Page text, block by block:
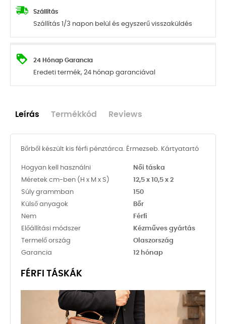
Szállítás
Szállítás 1/3 napon belül és egyszerű visszaküldés
24 Hónap Garancia
Eredeti termék, 24 hónap garanciával
Leírás Termékkód Reviews
Bőrből készült kis férfi pénztárca. Érmezseb. Kártyatartó
Hogyan kell használni
Női táska
Méretek cm-ben (H x M x S)
12,5 x 10,5 x 2
Súly grammban
150
Külső anyagok
Bőr
Nem
Férfi
Előállítási módszer
Kézműves gyártás
Termelő ország
Olaszország
Garancia
12 hónap
FÉRFI TÁSKÁK